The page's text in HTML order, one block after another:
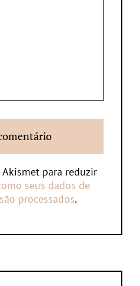
para reduzir
seus dados de
processados.